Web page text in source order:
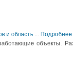
и область ... Подробнее
объекты.